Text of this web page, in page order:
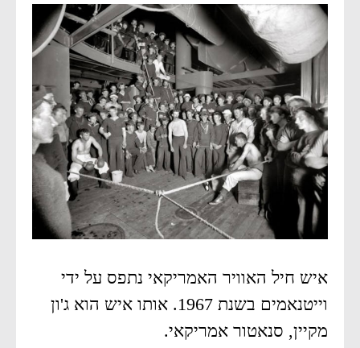
איש חיל האוויר האמריקאי נתפס על ידי
וייטנאמים בשנת 1967. אותו איש הוא ג'ון
מקיין, סנאטור אמריקאי.